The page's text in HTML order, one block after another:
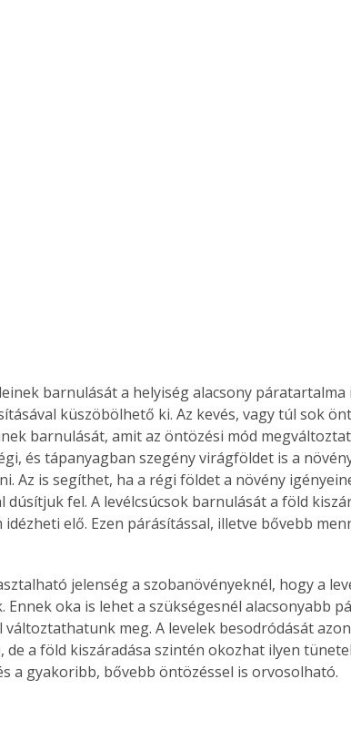
barnulását a helyiség alacsony páratartalma
küszöbölhető ki. Az kevés, vagy túl sok
barnulását, amit az öntözési mód
és tápanyagban szegény virágföldet is a
Az is segíthet, ha a régi földet a növény
dúsítjuk fel. A levélcsúcsok barnulását a föld
elő. Ezen párásítással, illetve bővebb
jelenség a szobanövényeknél, hogy a
Ennek oka is lehet a szükségesnél alacsonyabb
változtathatunk meg. A levelek besodródását
de a föld kiszáradása szintén okozhat ilyen
a gyakoribb, bővebb öntözéssel is orvosolható.